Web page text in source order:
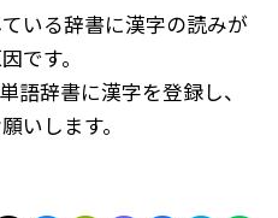
いる辞書に漢字の読みが
です。
語辞書に漢字を登録し、
いします。